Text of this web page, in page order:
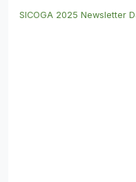
SICOGA 2025 Newsletter